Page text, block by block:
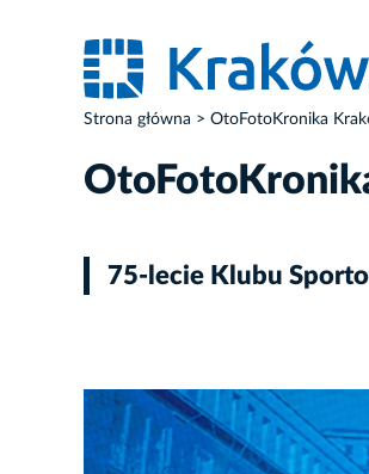
Strona główna OtoFotoKronika
75-lecie Klubu